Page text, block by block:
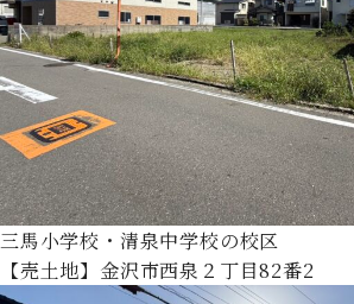
三馬小学校・清泉中学校の校区
【売土地】金沢市西泉２丁目82番2